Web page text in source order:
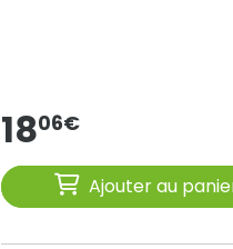
1806€
Ajouter au